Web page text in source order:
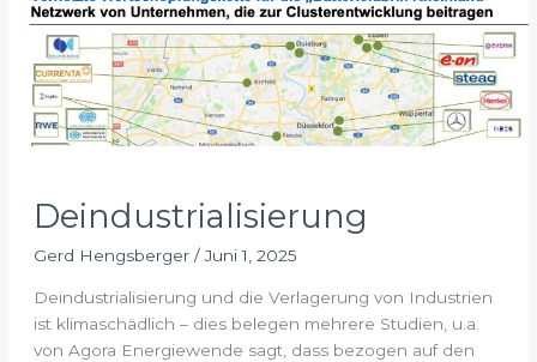
Deindustrialisierung
Gerd Hengsberger /Juni 1, 2025
Deindustrialisierung und die Verlagerung von Industrien
ist klimaschädlich – dies belegen mehrere Studien, u.a.
von Agora Energiewende sagt, dass bezogen auf den